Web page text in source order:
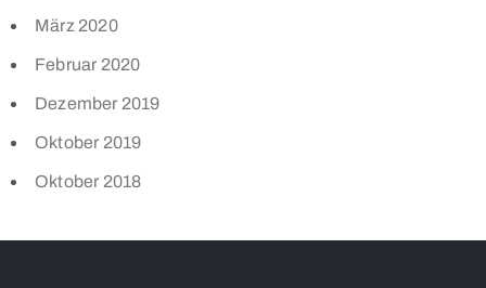
März 2020
Februar 2020
Dezember 2019
Oktober 2019
Oktober 2018